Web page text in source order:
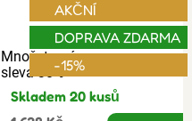
Množstevní
sleva 30%
AKČNÍ
DOPRAVA ZDARMA
-15%
Skladem 20 kusů